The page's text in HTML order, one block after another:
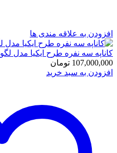
افزودن به علاقه مندی ها
کاناپه سه نفره طرح ایکیا مدل لگو
107,000,000 تومان
افزودن به سبد خرید